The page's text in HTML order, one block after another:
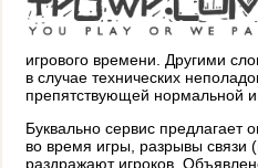
игрового времени. Другими
в случае технических
препятствующей нормальной
Буквально сервис предлагает
во время игры, разрывы связи
раздражают игроков.